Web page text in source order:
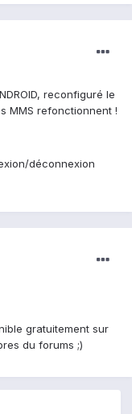
reconfiguré le
MMS refonctionnent !
déconnexion
gratuitement sur
du forums ;)